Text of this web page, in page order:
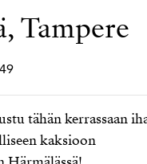
Tampere
tähän kerrassaan
kaksioon